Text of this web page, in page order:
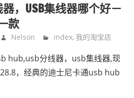
器，USB集线器哪个好－
款
Nelson index,我的淘宝店
hub,usb分线器，usb集线器,现
，经典的迪士尼卡通usb hub